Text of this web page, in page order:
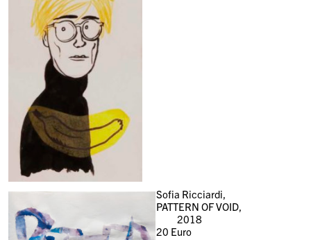
Sofia Ricciardi,
PATTERN OF VOID,
2018
20 Euro